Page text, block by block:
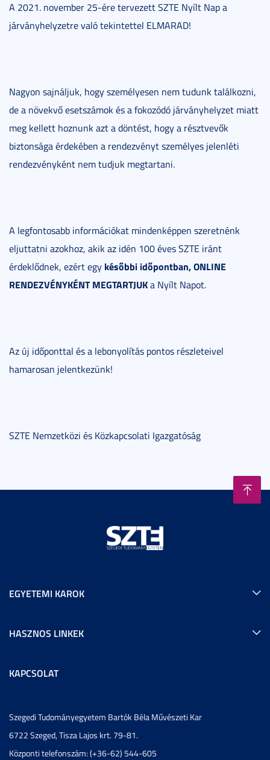
A 2021. november 25-ére tervezett SZTE Nyílt Nap a
járványhelyzetre való tekintettel ELMARAD!
Nagyon sajnáljuk, hogy személyesen nem tudunk találkozni,
de a növekvő esetszámok és a fokozódó járványhelyzet miatt
meg kellett hoznunk azt a döntést, hogy a résztvevők
biztonsága érdekében a rendezvényt személyes jelenléti
rendezvényként nem tudjuk megtartani.
A legfontosabb információkat mindenképpen szeretnénk
eljuttatni azokhoz, akik az idén 100 éves SZTE iránt
érdeklődnek, ezért egy későbbi időpontban, ONLINE
RENDEZVÉNYKÉNT MEGTARTJUKa Nyílt Napot.
Az új időponttal és a lebonyolítás pontos részleteivel
hamarosan jelentkezünk!
SZTE Nemzetközi és Közkapcsolati Igazgatóság
EGYETEMI KAROK
HASZNOS LINKEK
KAPCSOLAT
Szegedi Tudományegyetem Bartók Béla Művészeti Kar
6722 Szeged, Tisza Lajos krt. 79-81.
Központi telefonszám: (+36-62) 544-605